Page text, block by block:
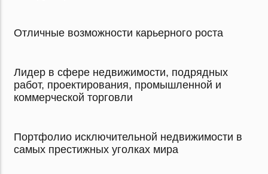
Отличные возможности карьерного роста
Лидер в сфере недвижимости, подрядных
работ, проектирования, промышленной и
коммерческой торговли
Портфолио исключительной недвижимости в
самых престижных уголках мира